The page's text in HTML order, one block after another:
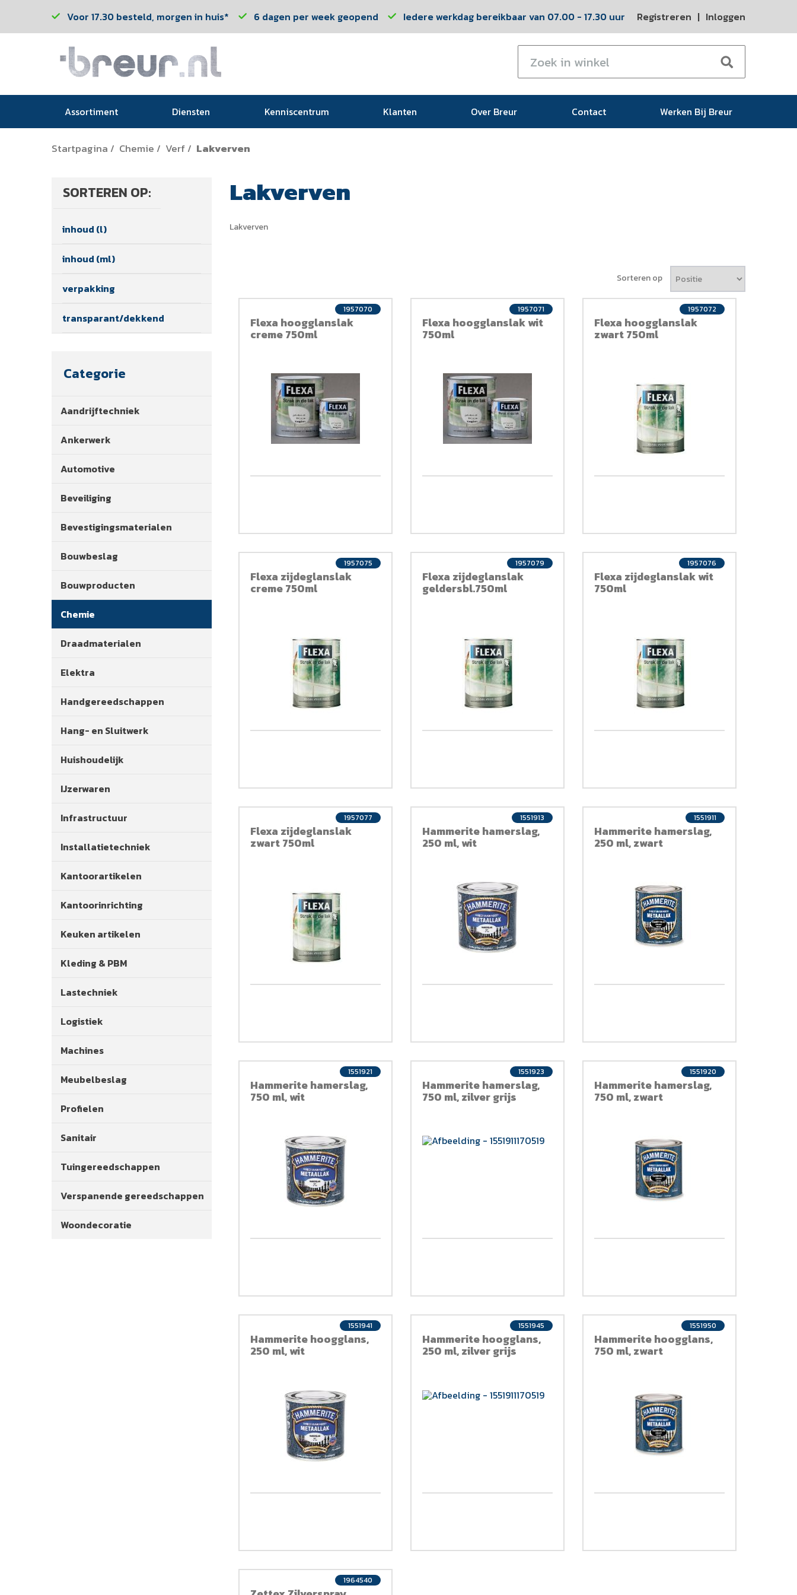
Voor 17.30 besteld, morgen in huis* 6 dagen per week geopend Iedere werkdag bereikbaar van 07.00 - 17.30 uur Registreren | Inloggen
Assortiment Diensten Kenniscentrum Klanten Over Breur Contact Werken Bij Breur
Startpagina / Chemie / Verf / Lakverven
SORTEREN OP:
inhoud (l)
inhoud (ml)
verpakking
transparant/dekkend
Categorie
Aandrijftechniek
Ankerwerk
Automotive
Beveiliging
Bevestigingsmaterialen
Bouwbeslag
Bouwproducten
Chemie
Draadmaterialen
Elektra
Handgereedschappen
Hang- en Sluitwerk
Huishoudelijk
IJzerwaren
Infrastructuur
Installatietechniek
Kantoorartikelen
Kantoorinrichting
Keuken artikelen
Kleding & PBM
Lastechniek
Logistiek
Machines
Meubelbeslag
Profielen
Sanitair
Tuingereedschappen
Verspanende gereedschappen
Woondecoratie
Lakverven
Lakverven
Sorteren op
Flexa hoogglanslak
creme 750ml
1957070
Flexa hoogglanslak wit
750ml
1957071
Flexa hoogglanslak
zwart 750ml
1957072
Flexa zijdeglanslak
creme 750ml
1957075
Flexa zijdeglanslak
geldersbl.750ml
1957079
Flexa zijdeglanslak wit
750ml
1957076
Flexa zijdeglanslak
zwart 750ml
1957077
Hammerite hamerslag,
250 ml, wit
1551913
Hammerite hamerslag,
250 ml, zwart
1551911
Hammerite hamerslag,
750 ml, wit
1551921
Hammerite hamerslag,
750 ml, zilver grijs
1551923
Hammerite hamerslag,
750 ml, zwart
1551920
Hammerite hoogglans,
250 ml, wit
1551941
Hammerite hoogglans,
250 ml, zilver grijs
1551945
Hammerite hoogglans,
750 ml, zwart
1551950
1964540